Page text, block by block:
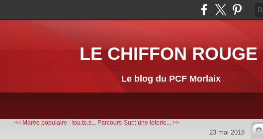
LE CHIFFON ROUGE
Le blog du PCF Morlaix
<< Marée populaire - tou.te.s... Parcours-Sup: une loterie... >>
23 mai 2018